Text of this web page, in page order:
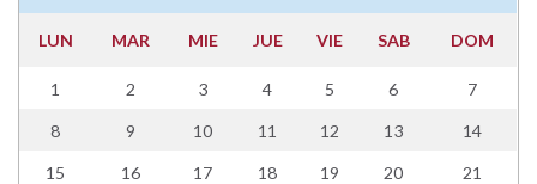
LUN MAR MIE JUE VIE SAB DOM
1 2 3 4 5 6 7
8 9 10 11 12 13 14
15 16 17 18 19 20 21